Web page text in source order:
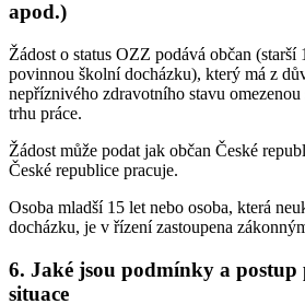
apod.)
Žádost o status OZZ podává občan (starší
povinnou školní docházku), který má z
nepříznivého zdravotního stavu omezenou
trhu práce.
Žádost může podat jak občan České
České republice pracuje.
Osoba mladší 15 let nebo osoba, která
docházku, je v řízení zastoupena
6. Jaké jsou podmínky a postup
situace